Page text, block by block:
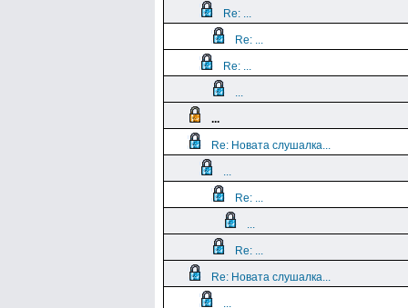
Re: ...
Re: ...
Re: ...
...
...
Re: Новата слушалка...
...
Re: ...
...
Re: ...
Re: Новата слушалка...
...